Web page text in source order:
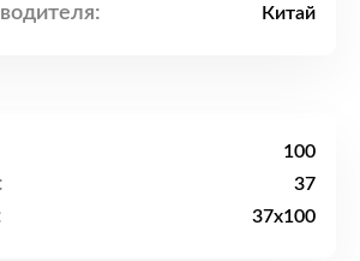
Китай
100
37
37x100